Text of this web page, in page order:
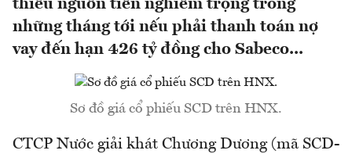
thiếu nguồn tiền nghiêm trọng trong
những tháng tới nếu phải thanh toán nợ
vay đến hạn 426 tỷ đồng cho Sabeco...
Sơ đồ giá cổ phiếu SCD trên HNX.
CTCP Nước giải khát Chương Dương (mã SCD-